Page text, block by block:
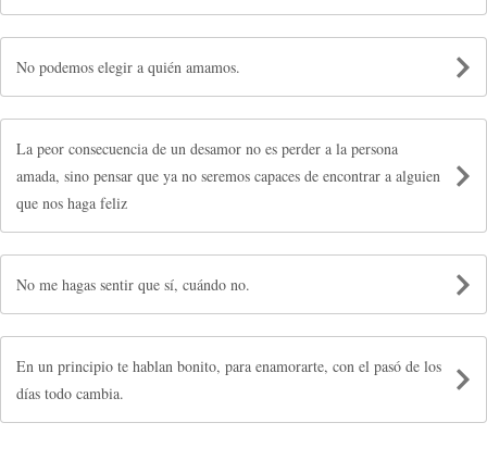
No podemos elegir a quién amamos.
La peor consecuencia de un desamor no es perder a la persona
amada, sino pensar que ya no seremos capaces de encontrar a alguien
que nos haga feliz
No me hagas sentir que sí, cuándo no.
En un principio te hablan bonito, para enamorarte, con el pasó de los
días todo cambia.